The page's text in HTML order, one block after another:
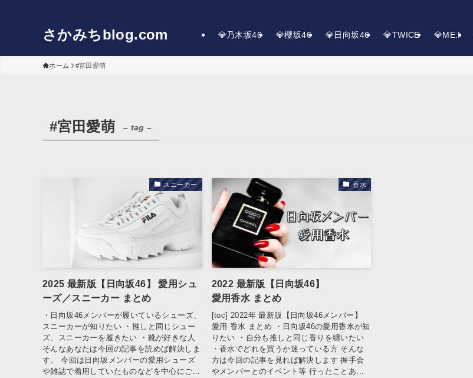
さかみちblog.com 💎乃木坂46 💎櫻坂46 💎日向坂46 💎TWICE 💎ME:I
ホーム #宮田愛萌
#宮田愛萌 – tag –
スニーカー
2025 最新版【日向坂46】 愛用シュ
ーズ／スニーカー まとめ
・日向坂46メンバーが履いているシューズ、
スニーカーが知りたい ・推しと同じシュー
ズ、スニーカーを履きたい ・靴が好きな人
そんなあなたは今回の記事を読めば解決しま
す。 今回は日向坂メンバーの愛用シューズ
や雑誌で着用していたものなどを中心にご...
香水
2022 最新版【日向坂46】
愛用香水 まとめ
[toc] 2022年 最新版【日向坂46メンバー】
愛用 香水 まとめ ・日向坂46の愛用香水が知
りたい ・自分も推しと同じ香りを纏いたい
・香水でどれを買うか迷っている方 そんな
方は今回の記事を見れば解決します 握手会
やメンバーとのイベント等 行ったことあ...